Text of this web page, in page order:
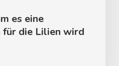
es eine
für die Lilien wird